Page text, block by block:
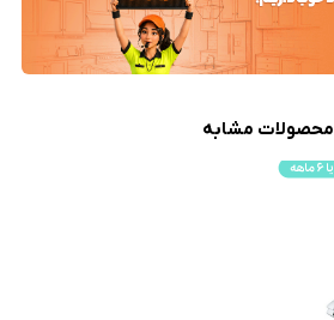
محصولات مشابه